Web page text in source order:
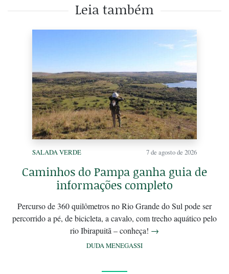
Leia também
SALADA VERDE 7 de agosto de 2026
Caminhos do Pampa ganha guia de
informações completo
Percurso de 360 quilômetros no Rio Grande do Sul pode ser
percorrido a pé, de bicicleta, a cavalo, com trecho aquático pelo
rio Ibirapuitã – conheça! →
DUDA MENEGASSI